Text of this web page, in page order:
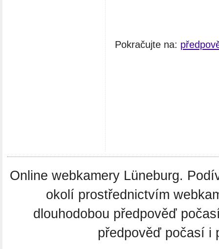
Pokračujte na:
Online webkamery Lüneburg.
okolí prostřednictvím
dlouhodobou předpověď
předpověď počasí i